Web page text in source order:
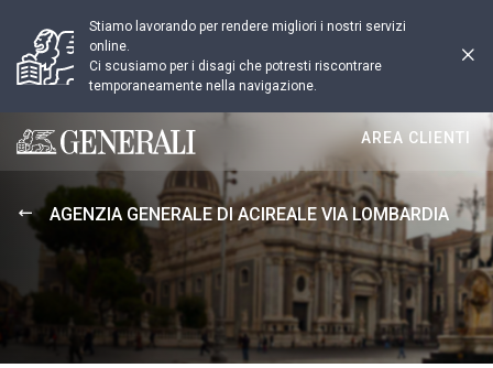
Stiamo lavorando per rendere migliori i nostri servizi
online.
Ci scusiamo per i disagi che potresti riscontrare
temporaneamente nella navigazione.
Generali logo
AREA CLIENTI
AGENZIA GENERALE DI ACIREALE VIA LOMBARDIA